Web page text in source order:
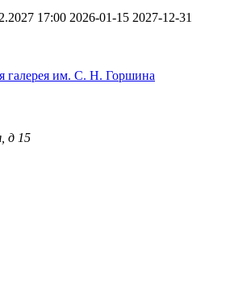
17:00 2026-01-15 2027-12-31
галерея им. С. Н. Горшина
д 15